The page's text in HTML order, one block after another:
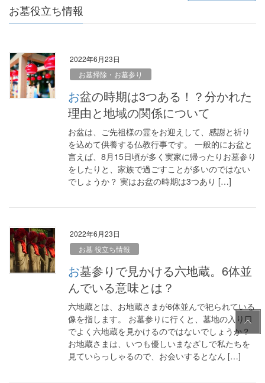
お墓役立ち情報
2022年6月23日
お墓掃除・お墓参り
お盆の時期は3つある！？分かれた
理由と地域の関係について
お盆は、ご先祖様の霊をお迎えして、感謝と祈り
を込めて供養する仏教行事です。 一般的にお盆と
言えば、8月15日頃が多く実家に帰ったりお墓参り
をしたりと、家族で過ごすことが多いのではない
でしょうか？ 実はお盆の時期は3つあり […]
2022年6月23日
お墓 役立ち情報
お墓参りで見かける六地蔵。6体並
んでいる意味とは？
六地蔵とは、お地蔵さまが6体並んで祀られている
像を指します。 お墓参りに行くと、墓地の入り口
でよく六地蔵を見かけるのではないでしょうか？
お地蔵さまは、いつも優しいまなざしで私たちを
見ていらっしゃるので、お会いするとなん […]
PAG
E
TOP